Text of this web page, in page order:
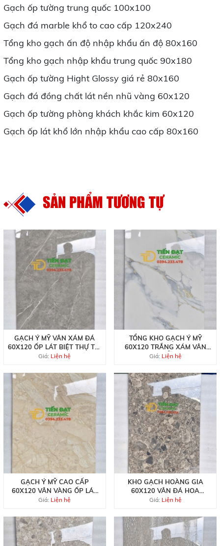
Gạch ốp tường trung quốc 100x100
Gạch đá marble khổ to cao cấp 120x240
Tổng kho gạch ấn độ nhập khẩu ấn độ 80x160
Tổng kho gạch nhập khẩu trung quốc 90x180
Gạch ốp tường Hight Glossy giá rẻ 80x160
Gạch đá đồng chất lát nền nhũ vàng 60x120
Gạch ốp tường phòng khách khắc kim 60x120
Gạch ốp lát khổ lớn nhập khẩu cao cấp 80x160
SẢN PHẨM TƯƠNG TỰ
GẠCH Ý MỸ VÂN XÁM ĐÁ
60X120 ỐP LÁT BIỆT THỰ TẠI
QUẬN 7
Giá: Liện hệ
TỔNG KHO GẠCH Ý MỸ
60X120 TRẮNG XÁM VÂN
VÀNG MẪU MỚI
Giá: Liện hệ
GẠCH Ý MỸ CAO CẤP
60X120 VÂN VÀNG ỐP LÁT
NHÀ HÀNG QUÁN BAR
Giá: Liện hệ
KHO GẠCH HOÀNG GIA
60X120 VÂN ĐÁ HOA
CƯƠNG TẠI HCM
Giá: Liện hệ